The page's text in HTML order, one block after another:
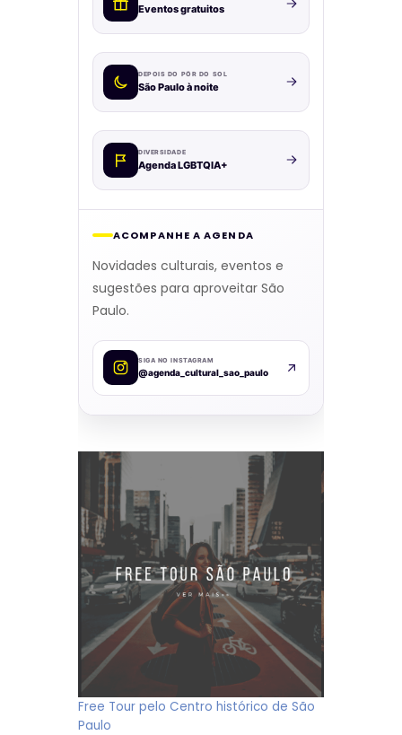
Eventos gratuitos
DEPOIS DO PÔR DO SOL
São Paulo à noite
DIVERSIDADE
Agenda LGBTQIA+
ACOMPANHE A AGENDA
Novidades culturais, eventos e
sugestões para aproveitar São
Paulo.
SIGA NO INSTAGRAM
@agenda_cultural_sao_paulo
Free Tour pelo Centro histórico de São
Paulo